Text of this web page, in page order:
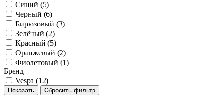
Синий (5)
Черный (6)
Бирюзовый (3)
Зелёный (2)
Красный (5)
Оранжевый (2)
Фиолетовый (1)
Бренд
Vespa (12)